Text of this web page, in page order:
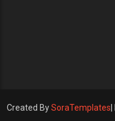
Created BySoraTemplates